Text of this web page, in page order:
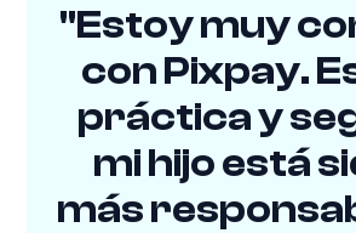
"Estoy muy
con Pixpay.
práctica y
mi hijo está
más